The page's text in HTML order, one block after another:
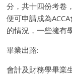
分，共十四份考卷
便可申請成為
的情況，一些擁有
畢業出路:
會計及財務學畢業